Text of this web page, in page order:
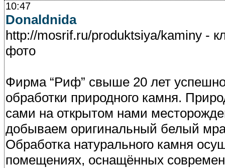
10:47
Donaldnida
http://mosrif.ru/produktsiya/kaminy -
фото
Фирма “Риф” свыше 20 лет
обработки природного камня.
сами на открытом нами
добываем оригинальный белый
Обработка натурального камня
помещениях, оснащённых